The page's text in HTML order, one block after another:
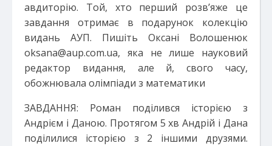
авдиторію. Той, хто перший розв’яже це
завдання отримає в подарунок колекцію
видань АУП. Пишіть Оксані Волошенюк
oksana@aup.com.ua, яка не лише науковий
редактор видання, але й, свого часу,
обожнювала олімпіади з математики
ЗАВДАННЯ: Роман поділився історією з
Андрієм і Даною. Протягом 5 хв Андрій і Дана
поділилися історією з 2 іншими друзями.